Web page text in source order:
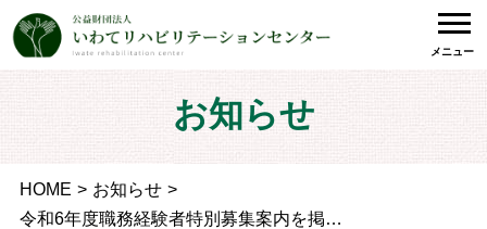
メニュー
お知らせ
HOME
お知らせ
令和6年度職務経験者特別募集案内を掲載しました。(薬剤師,看護師,介護福祉士を募集しています)